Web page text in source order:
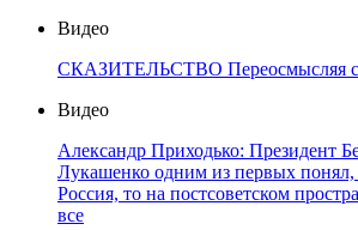
Видео
СКАЗИТЕЛЬСТВО Переосмысляя
Видео
Александр Приходько: Президент
Лукашенко одним из первых понял,
Россия, то на постсоветском
все